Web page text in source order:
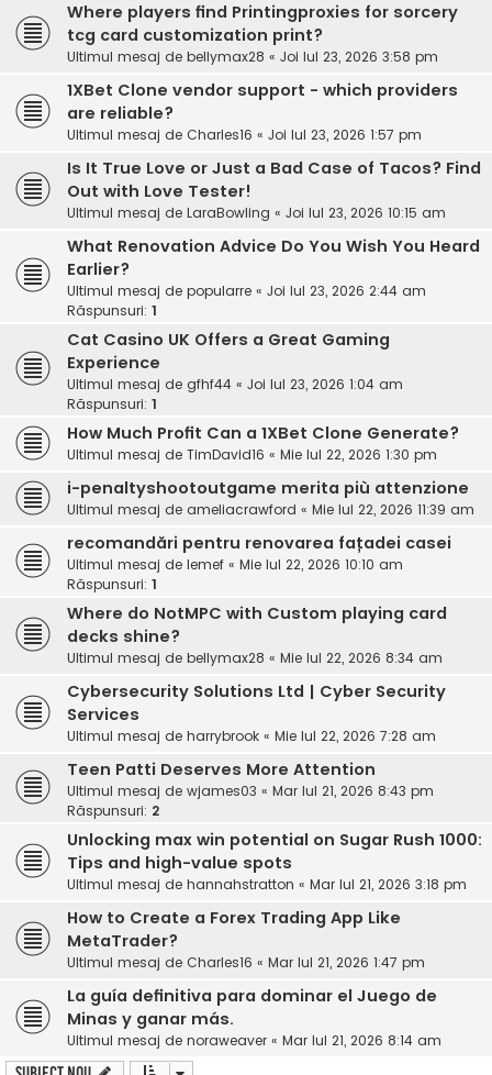
Where players find Printingproxies for sorcery
tcg card customization print?
Ultimul mesaj de bellymax28 « Joi Iul 23, 2026 3:58 pm
1XBet Clone vendor support - which providers
are reliable?
Ultimul mesaj de Charles16 « Joi Iul 23, 2026 1:57 pm
Is It True Love or Just a Bad Case of Tacos? Find
Out with Love Tester!
Ultimul mesaj de LaraBowling « Joi Iul 23, 2026 10:15 am
What Renovation Advice Do You Wish You Heard
Earlier?
Ultimul mesaj de popularre « Joi Iul 23, 2026 2:44 am
Răspunsuri: 1
Cat Casino UK Offers a Great Gaming
Experience
Ultimul mesaj de gfhf44 « Joi Iul 23, 2026 1:04 am
Răspunsuri: 1
How Much Profit Can a 1XBet Clone Generate?
Ultimul mesaj de TimDavid16 « Mie Iul 22, 2026 1:30 pm
i-penaltyshootoutgame merita più attenzione
Ultimul mesaj de ameliacrawford « Mie Iul 22, 2026 11:39 am
recomandări pentru renovarea fațadei casei
Ultimul mesaj de lemef « Mie Iul 22, 2026 10:10 am
Răspunsuri: 1
Where do NotMPC with Custom playing card
decks shine?
Ultimul mesaj de bellymax28 « Mie Iul 22, 2026 8:34 am
Cybersecurity Solutions Ltd | Cyber Security
Services
Ultimul mesaj de harrybrook « Mie Iul 22, 2026 7:28 am
Teen Patti Deserves More Attention
Ultimul mesaj de wjames03 « Mar Iul 21, 2026 8:43 pm
Răspunsuri: 2
Unlocking max win potential on Sugar Rush 1000:
Tips and high-value spots
Ultimul mesaj de hannahstratton « Mar Iul 21, 2026 3:18 pm
How to Create a Forex Trading App Like
MetaTrader?
Ultimul mesaj de Charles16 « Mar Iul 21, 2026 1:47 pm
La guía definitiva para dominar el Juego de
Minas y ganar más.
Ultimul mesaj de noraweaver « Mar Iul 21, 2026 8:14 am